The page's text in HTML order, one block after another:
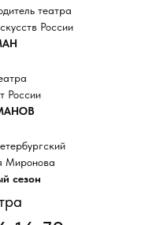
театра
России
Миронова
сезон
России